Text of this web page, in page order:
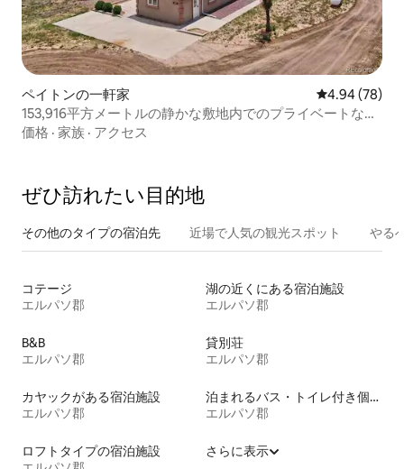
ペイトンの一軒家 レビュー78
4.94 (78)
153,916平方メートルの静かな敷地内でのプライベートな休
暇
価格 · 家族 · アクセス
ぜひ訪⁠れ⁠た⁠い目⁠的⁠地
その他のタ⁠イ⁠プ⁠の宿⁠泊⁠先 近場で人気の観光スポット やる
コテージ
エルパソ郡
湖の近くにある宿泊施設
エルパソ郡
B&B
エルパソ郡
貸別荘
エルパソ郡
カヤックがある宿泊施設
エルパソ郡
泊まれるバス・トイレ付き個室
エルパソ郡
ロフトタイプの宿泊施設
さらに表示